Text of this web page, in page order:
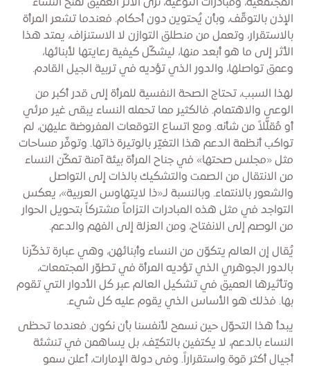
المجتمعية، ومبادرات التوعية، نرى الأثر العميق لمنح النساء
الإذن بالتوقّف، وبأن يُحتوين دون أحكام. فعندما تشعر المرأة
بالاستقرار، وتعمل من منطلق التوازن لا الاستنزاف، يمتد هذا
الأثر إلى ما هو أبعد منها، ليشكّل كيفية رعايتها لأبنائها،
وعمق تواصلها، والدور الذي تؤديه في تربية الجيل القادم.
لهذا السبب، تحتاج الصحة النفسية للمرأة إلى قدر أكبر من
الوعي والاهتمام. فالكثير مما تحمله النساء يبقى غير مرئي
أو مُقلَّلاً من شأنه. ومع اتساع التوقعات المفروضة عليهن، لم
تواكب أنظمة الدعم هذا التغيّر بالوتيرة ذاتها. وتوفّر مساحات
مثل «مجلس صحتها» في جناح المرأة بيئة آمنة تمكّن النساء
من الانتقال من الصمت والتشكيك بالذات إلى التواصل
والشعور بالانتماء. وبالنسبة لـ«ذا لايتهاوس العربية»، يعكس
التواجد في مثل هذه المبادرات التزاماً مشتركاً بتحويل الحوار
من الوصم إلى الانفتاح، ومن العزلة إلى الفهم والدعم.
يُقال إن العالم يتكوّن من النساء وأبنائهن، وهي عبارة تذكّرنا
بالدور الجوهري الذي تؤديه المرأة في تطوّر المجتمعات،
وتأثيرها العميق في تشكيل العالم عبر كل الأدوار التي تقوم
بها. فذلك هو الأساس الذي يقوم عليه كل شيء.
يبدأ هذا التحوّل حين نسمح لأنفسنا بأن نكون. فعندما تحظى
النساء بالدعم، لا يكتفين بالتكيّف، بل يساهمن في تنشئة
أجيال أكثر قوة واستقراراً. وفي دولة الإمارات، أعلن سمو